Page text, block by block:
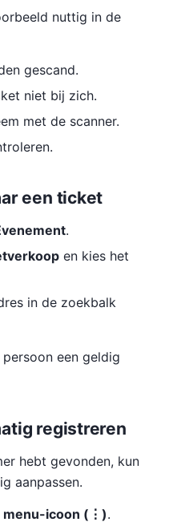
nuttig in de
gescand.
niet bij zich.
met de scanner.
een ticket
.
en kies het
in de zoekbalk
een geldig
registreren
hebt gevonden, kun
aanpassen.
menu-icoon (⋮).